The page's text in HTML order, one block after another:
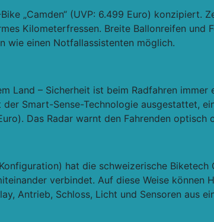
„Camden“ (UVP: 6.499 Euro) konzipiert.
Kilometerfressen. Breite Ballonreifen und
wie einen Notfallassistenten möglich.
Land – Sicherheit ist beim Radfahren
Smart-Sense-Technologie ausgestattet,
Das Radar warnt den Fahrenden
hat die schweizerische
verbindet. Auf diese Weise können
Antrieb, Schloss, Licht und Sensoren aus